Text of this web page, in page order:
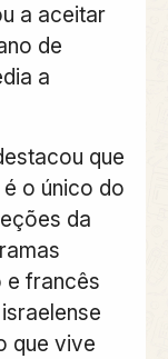
a aceitar
de
a
que
o único do
da
e francês
que vive